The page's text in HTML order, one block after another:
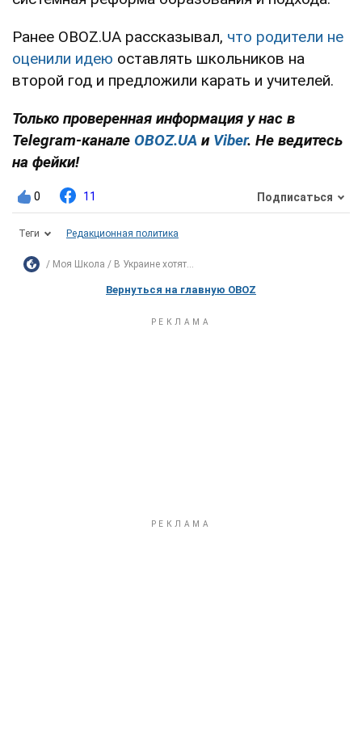
Ранее OBOZ.UA рассказывал, что родители не
оценили идею оставлять школьников на
второй год и предложили карать и учителей.
Только проверенная информация у нас в
Telegram-канале OBOZ.UA и Viber. Не ведитесь
на фейки!
0 11 Подписаться
Теги Редакционная политика
Моя Школа В Украине хотят...
Вернуться на главную OBOZ